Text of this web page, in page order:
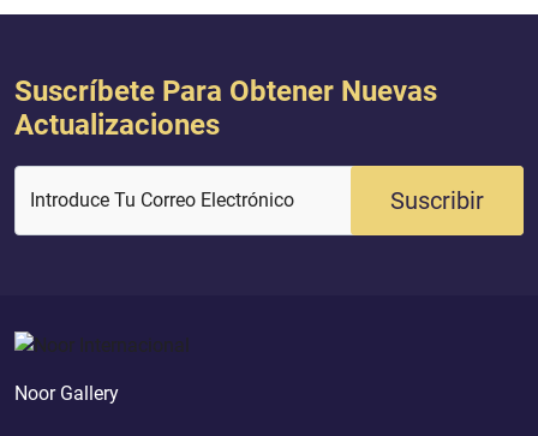
Suscríbete Para Obtener Nuevas
Actualizaciones
Introduce Tu Correo Electrónico Suscribir
Noor Gallery